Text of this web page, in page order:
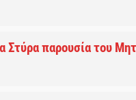
παρουσία του